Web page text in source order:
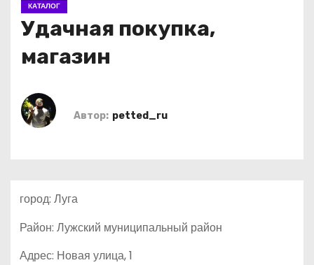
КАТАЛОГ
Удачная покупка,
магазин
Автор: petted_ru
город: Луга
Район: Лужский муниципальный район
Адрес: Новая улица, 1